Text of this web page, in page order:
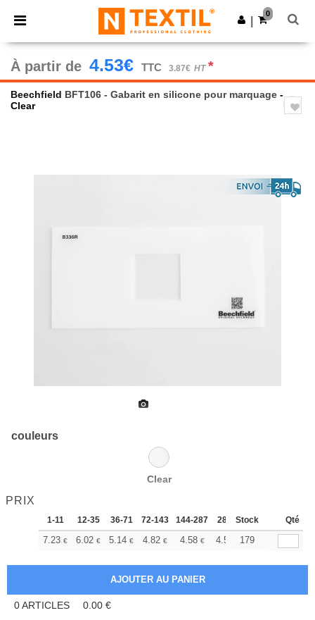
× Appli Ntextil
Meilleurs prix sur l’app !
Obtenir l'appli
0
À partir de 4.53€ TTC 3.87€ HT *
Beechfield BFT106 - Gabarit en silicone pour marquage -
Clear
couleurs
Clear
PRIX
1-11 12-35 36-71 72-143 144-287 288 + Plus
Stock Qté
7.23 € 6.02 € 5.14 € 4.82 € 4.58 € 4.53 179
0ARTICLES 0.00 €